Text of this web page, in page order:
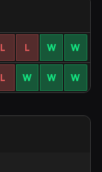
L L W W
L W W W